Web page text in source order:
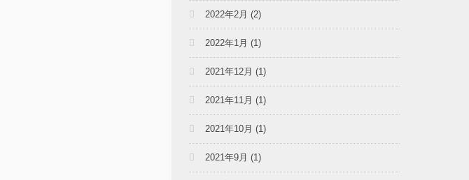
2022年2月 (2)
2022年1月 (1)
2021年12月 (1)
2021年11月 (1)
2021年10月 (1)
2021年9月 (1)